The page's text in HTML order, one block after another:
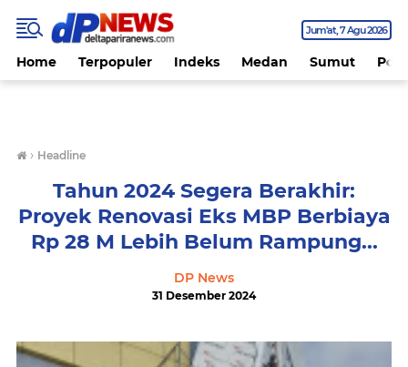
Jum'at 7 Agu 2026
Home Terpopuler Indeks Medan Sumut
› Headline
Tahun 2024 Segera Berakhir:
Proyek Renovasi Eks MBP Berbiaya
Rp 28 M Lebih Belum Rampung...
DP News
31 Desember 2024